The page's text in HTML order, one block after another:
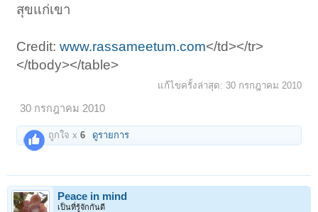
สุขแก่เขา
Credit:www.rassameetum.com</td></tr>
</tbody></table>
แก้ไขครั้งล่าสุด: 30 กรกฎาคม 2010
30 กรกฎาคม 2010
ถูกใจ x6 ดูรายการ
Peace in mind
เป็นที่รู้จักกันดี